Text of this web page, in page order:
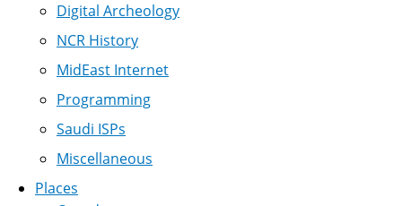
Digital Archeology
NCR History
MidEast Internet
Programming
Saudi ISPs
Miscellaneous
Places